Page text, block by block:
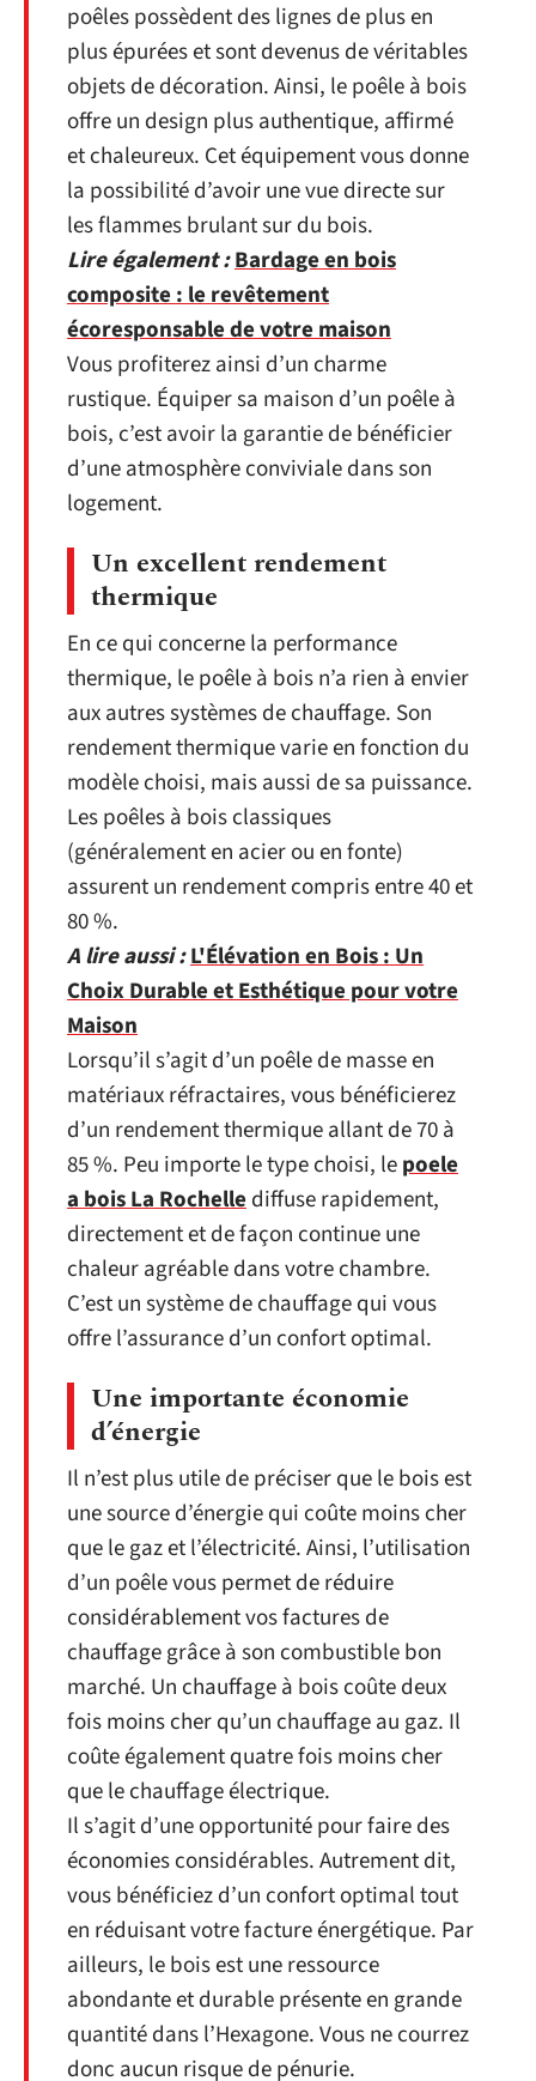
poêles possèdent des lignes de plus en
plus épurées et sont devenus de véritables
objets de décoration. Ainsi, le poêle à bois
offre un design plus authentique, affirmé
et chaleureux. Cet équipement vous donne
la possibilité d’avoir une vue directe sur
les flammes brulant sur du bois.
Lire également :Bardage en bois
composite : le revêtement
écoresponsable de votre maison
Vous profiterez ainsi d’un charme
rustique. Équiper sa maison d’un poêle à
bois, c’est avoir la garantie de bénéficier
d’une atmosphère conviviale dans son
logement.
Un excellent rendement
thermique
En ce qui concerne la performance
thermique, le poêle à bois n’a rien à envier
aux autres systèmes de chauffage. Son
rendement thermique varie en fonction du
modèle choisi, mais aussi de sa puissance.
Les poêles à bois classiques
(généralement en acier ou en fonte)
assurent un rendement compris entre 40 et
80 %.
A lire aussi :L'Élévation en Bois : Un
Choix Durable et Esthétique pour votre
Maison
Lorsqu’il s’agit d’un poêle de masse en
matériaux réfractaires, vous bénéficierez
d’un rendement thermique allant de 70 à
85 %. Peu importe le type choisi, lepoele
a bois La Rochellediffuse rapidement,
directement et de façon continue une
chaleur agréable dans votre chambre.
C’est un système de chauffage qui vous
offre l’assurance d’un confort optimal.
Une importante économie
d’énergie
Il n’est plus utile de préciser que le bois est
une source d’énergie qui coûte moins cher
que le gaz et l’électricité. Ainsi, l’utilisation
d’un poêle vous permet de réduire
considérablement vos factures de
chauffage grâce à son combustible bon
marché. Un chauffage à bois coûte deux
fois moins cher qu’un chauffage au gaz. Il
coûte également quatre fois moins cher
que le chauffage électrique.
Il s’agit d’une opportunité pour faire des
économies considérables. Autrement dit,
vous bénéficiez d’un confort optimal tout
en réduisant votre facture énergétique. Par
ailleurs, le bois est une ressource
abondante et durable présente en grande
quantité dans l’Hexagone. Vous ne courrez
donc aucun risque de pénurie.